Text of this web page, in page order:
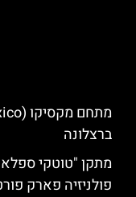
ברצלונה
פולניזיה פארק